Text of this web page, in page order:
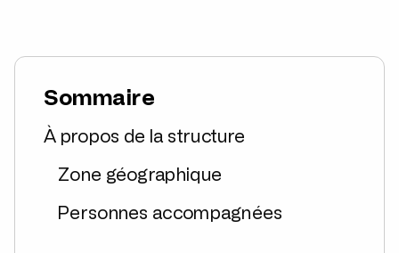
Sommaire
À propos de la structure
Zone géographique
Personnes accompagnées